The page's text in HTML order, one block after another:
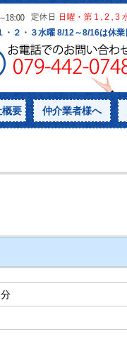
概要 仲介業者様へ